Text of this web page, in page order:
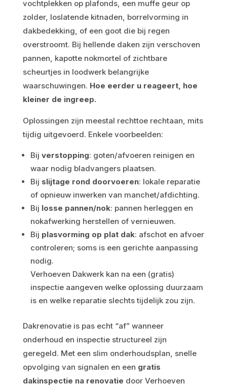
vochtplekken op plafonds, een muffe geur op
zolder, loslatende kitnaden, borrelvorming in
dakbedekking, of een goot die bij regen
overstroomt. Bij hellende daken zijn verschoven
pannen, kapotte nokmortel of zichtbare
scheurtjes in loodwerk belangrijke
waarschuwingen. Hoe eerder u reageert, hoe
kleiner de ingreep.
Oplossingen zijn meestal rechttoe rechtaan, mits
tijdig uitgevoerd. Enkele voorbeelden:
Bij verstopping: goten/afvoeren reinigen en
waar nodig bladvangers plaatsen.
Bij slijtage rond doorvoeren: lokale reparatie
of opnieuw inwerken van manchet/afdichting.
Bij losse pannen/nok: pannen herleggen en
nokafwerking herstellen of vernieuwen.
Bij plasvorming op plat dak: afschot en afvoer
controleren; soms is een gerichte aanpassing
nodig.
Verhoeven Dakwerk kan na een (gratis)
inspectie aangeven welke oplossing duurzaam
is en welke reparatie slechts tijdelijk zou zijn.
Dakrenovatie is pas echt “af” wanneer
onderhoud en inspectie structureel zijn
geregeld. Met een slim onderhoudsplan, snelle
opvolging van signalen en een gratis
dakinspectie na renovatie door Verhoeven